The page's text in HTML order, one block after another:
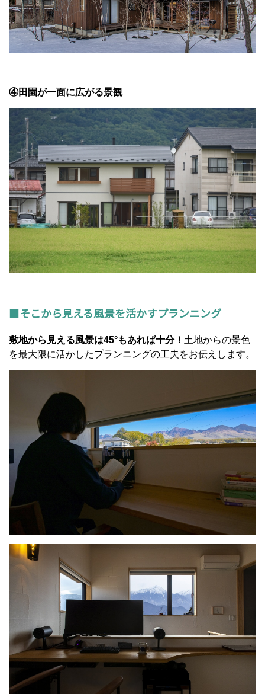
④田園が一面に広がる景観
■そこから見える風景を活かすプランニング
敷地から見える風景は45°もあれば十分！ 土地からの景色
を最大限に活かしたプランニングの工夫をお伝えします。